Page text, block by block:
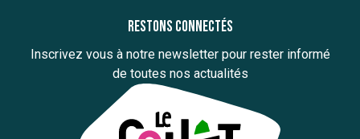
Restons connectés
Inscrivez vous à notre newsletter pour rester informé
de toutes nos actualités